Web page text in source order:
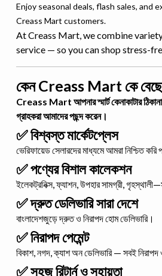
Enjoy seasonal deals, flash sales, and
Creass Mart customers.
At Creass Mart, we combine
service — so you can shop stress-
কেন Creass Mart কে বেছে
Creass Mart আপনার স্মার্ট কেনাকাটার
গ্রাহকরা আমাদের পছন্দ করেন।
✅ বিশ্বস্ত মার্কেটপ্লেস
ভেরিফায়েড সেলারদের মাধ্যমে আমরা নিশ্চিত করি
✅ পণ্যের বিশাল কালেকশন
ইলেকট্রনিক্স, ফ্যাশন, উপহার সামগ্রী,
✅ দ্রুত ডেলিভারি সারা দেশে
বাংলাদেশজুড়ে দ্রুত ও নিরাপদ হোম ডেলিভারি।
✅ নিরাপদ পেমেন্ট
বিকাশ, নগদ, ক্যাশ অন ডেলিভারি — সবই
✅ সহজ রিটার্ন ও সহায়তা